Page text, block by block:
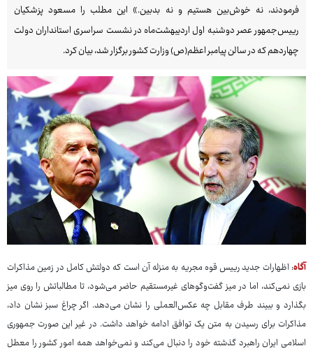
فرمودند، نه خوش‌بین هستیم و نه بدبین.» این مطلب را مسعود پزشکیان
رییس‌جمهور عصر دوشنبه اول اردیبهشت‌ماه در نشست سراسری استانداران دولت
چهاردهم که در سالن پیامبر اعظم(ص) وزارت کشور برگزار شد، بیان کرد.
آگاه: اظهارات جدید رییس قوه مجریه به منزله آن است که دولتش کامل در زمین مذاکرات
بازی نمی‌کند، اما در میز گفت‌وگوهای غیرمستقیم حاضر می‌شود، تا مطالباتش را روی میز
بگذارد و ببیند طرف مقابل چه عکس‌العملی را نشان می‌دهد. اگر چراغ سبز نشان داد،
مذاکرات برای رسیدن به متن یک توافق ادامه خواهد داشت. در غیر این صورت جمهوری
اسلامی ایران راهبرد گذشته خود را دنبال می‌کند و نمی‌خواهد همه امور کشور را معطل